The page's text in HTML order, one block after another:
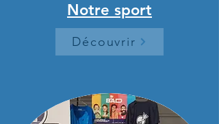
Notre sport
Découvrir